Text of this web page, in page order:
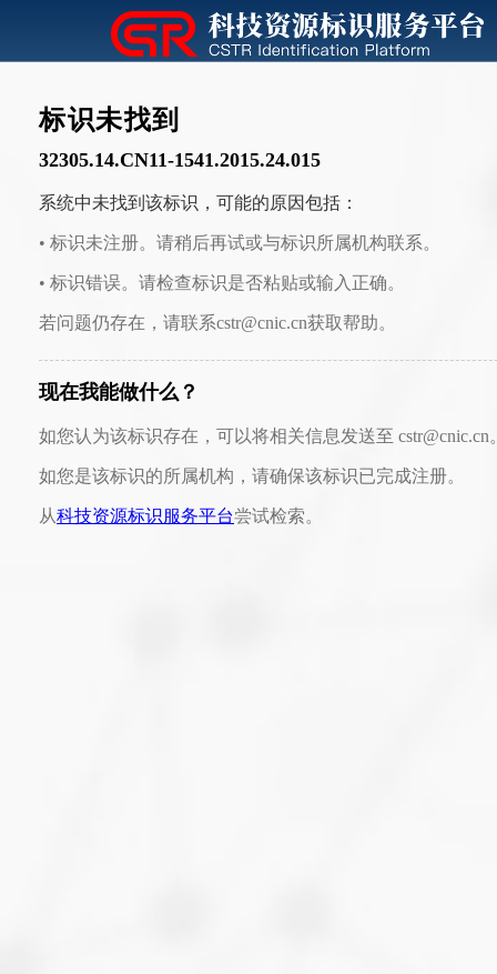
标识未找到
32305.14.CN11-1541.2015.24.015
系统中未找到该标识，可能的原因包括：
• 标识未注册。请稍后再试或与标识所属机构联系。
• 标识错误。请检查标识是否粘贴或输入正确。
若问题仍存在，请联系cstr@cnic.cn获取帮助。
现在我能做什么？
如您认为该标识存在，可以将相关信息发送至 cstr@cnic.cn
如您是该标识的所属机构，请确保该标识已完成注册。
从科技资源标识服务平台尝试检索。